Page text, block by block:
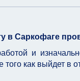
в Саркофаге
и
как выйдет в